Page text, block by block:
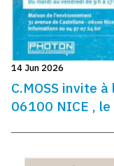
14 Jun 2026
C.MOSS invite
06100 NICE ,